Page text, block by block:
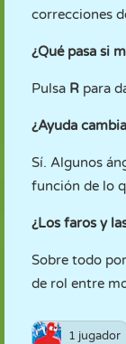
correcciones
¿Qué pasa si
Pulsa R para
¿Ayuda
Sí. Algunos
función de lo
¿Los faros y
Sobre todo
de rol entre
1 jugador